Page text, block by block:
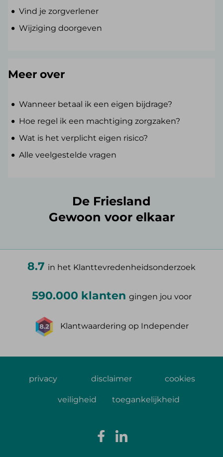
Vind je zorgverlener
Wijziging doorgeven
Meer over
Wanneer betaal ik een eigen bijdrage?
Hoe regel ik een machtiging zorgzaken?
Wat is het verplicht eigen risico?
Alle veelgestelde vragen
De Friesland
Gewoon voor elkaar
8.7 in het Klanttevredenheidsonderzoek
590.000 klanten gingen jou voor
Klantwaardering op Independer
privacy disclaimer cookies
veiligheid toegankelijkheid